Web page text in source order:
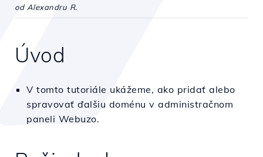
od Alexandru R.
Úvod
V tomto tutoriále ukážeme, ako pridať alebo
spravovať ďalšiu doménu v administračnom
paneli Webuzo.